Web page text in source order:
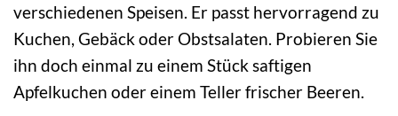
verschiedenen Speisen. Er passt hervorragend zu
Kuchen, Gebäck oder Obstsalaten. Probieren Sie
ihn doch einmal zu einem Stück saftigen
Apfelkuchen oder einem Teller frischer Beeren.